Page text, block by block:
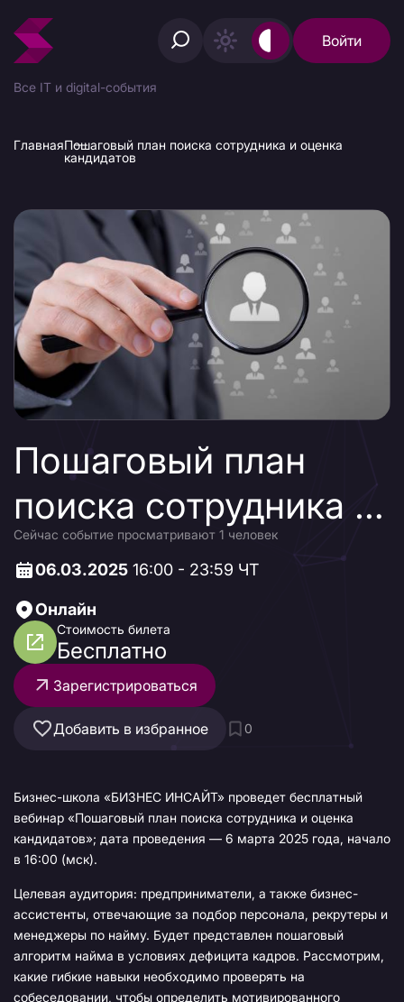
Войти
Все IT и digital-события
ГлавнаяПошаговый план поиска сотрудника и оценка
кандидатов
Пошаговый план
поиска сотрудника и
оценка кандидатов
Сейчас событие просматривают 1 человек
06.03.2025 16:00 - 23:59 ЧТ
Онлайн
Стоимость билета
Бесплатно
Зарегистрироваться
Добавить в избранное 0
Бизнес-школа «БИЗНЕС ИНСАЙТ» проведет бесплатный
вебинар «Пошаговый план поиска сотрудника и оценка
кандидатов»; дата проведения — 6 марта 2025 года, начало
в 16:00 (мск).
Целевая аудитория: предприниматели, а также бизнес-
ассистенты, отвечающие за подбор персонала, рекрутеры и
менеджеры по найму. Будет представлен пошаговый
алгоритм найма в условиях дефицита кадров. Рассмотрим,
какие гибкие навыки необходимо проверять на
собеседовании, чтобы определить мотивированного